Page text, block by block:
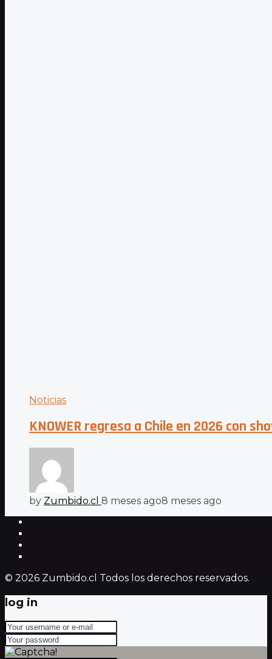
Noticias
KNOWER regresa a Chile en 2026 con
by Zumbido.cl 8 meses ago8 meses ago
© 2026 Zumbido.cl Todos los derechos reservados.
log in